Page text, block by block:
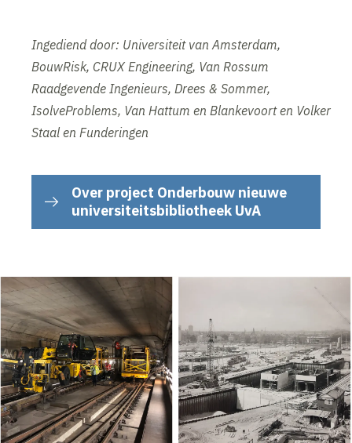
Ingediend door: Universiteit van Amsterdam,
BouwRisk, CRUX Engineering, Van Rossum
Raadgevende Ingenieurs, Drees & Sommer,
IsolveProblems, Van Hattum en Blankevoort en Volker
Staal en Funderingen
Over project Onderbouw nieuwe
universiteitsbibliotheek UvA